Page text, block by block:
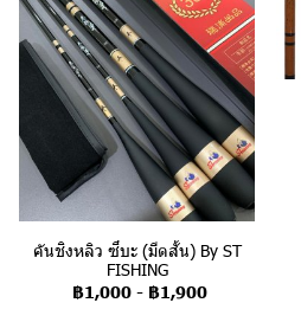
คันชิงหลิว ซึบะ (มีดสั้น) By ST
FISHING
฿1,000 - ฿1,900